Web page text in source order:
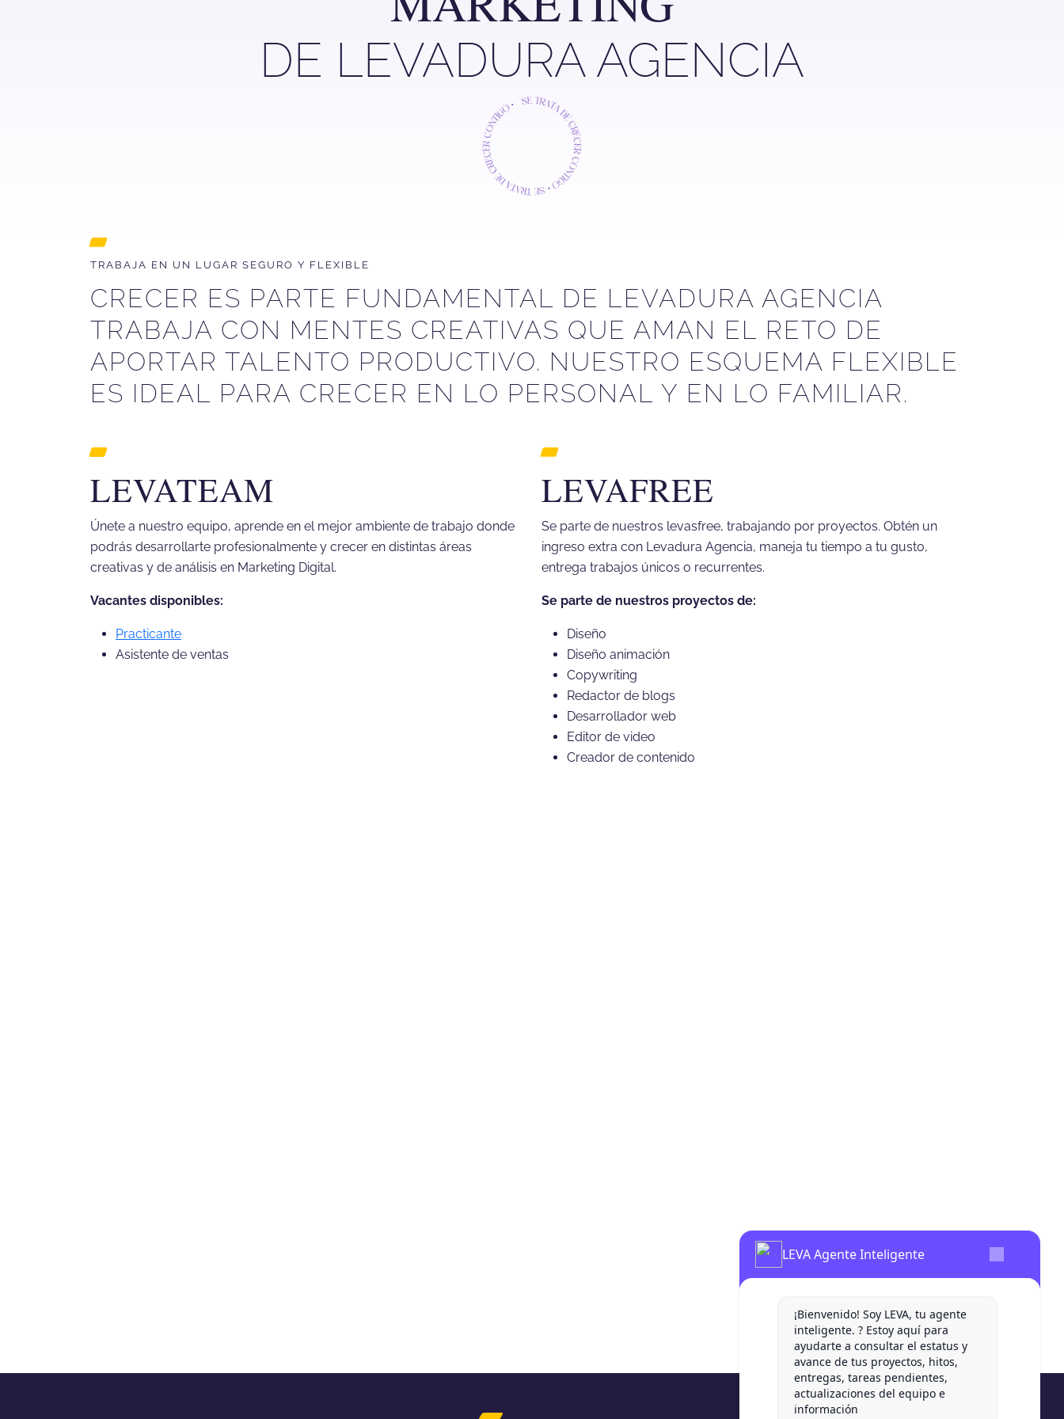
LEVA Agente Inteligente
¡Bienvenido! Soy LEVA, tu agente
inteligente. ? Estoy aquí para
ayudarte a consultar el estatus y
avance de tus proyectos, hitos,
entregas, tareas pendientes,
actualizaciones del equipo e
información
DE LEVADURA AGENCIA
TRABAJA EN UN LUGAR SEGURO Y FLEXIBLE
CRECER ES PARTE FUNDAMENTAL DE LEVADURA AGENCIA
TRABAJA CON MENTES CREATIVAS QUE AMAN EL RETO DE
APORTAR TALENTO PRODUCTIVO. NUESTRO ESQUEMA FLEXIBLE
ES IDEAL PARA CRECER EN LO PERSONAL Y EN LO FAMILIAR.
LEVATEAM
Únete a nuestro equipo, aprende en el mejor ambiente de trabajo donde
podrás desarrollarte profesionalmente y crecer en distintas áreas
creativas y de análisis en Marketing Digital.
Vacantes disponibles:
Practicante
Asistente de ventas
LEVAFREE
Se parte de nuestros levasfree, trabajando por proyectos. Obtén un
ingreso extra con Levadura Agencia, maneja tu tiempo a tu gusto,
entrega trabajos únicos o recurrentes.
Se parte de nuestros proyectos de:
Diseño
Diseño animación
Copywriting
Redactor de blogs
Desarrollador web
Editor de video
Creador de contenido